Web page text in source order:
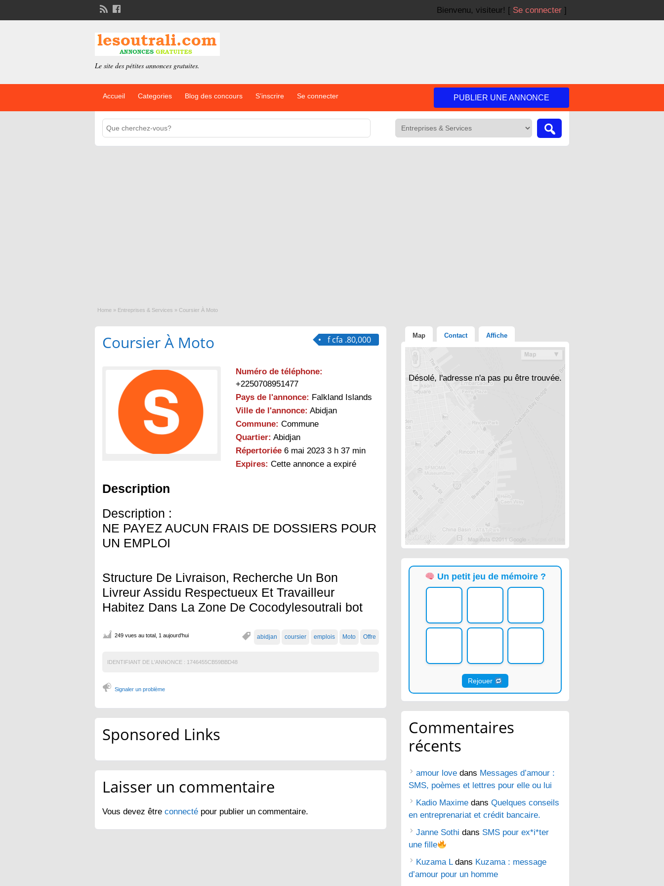
Bienvenu, visiteur! [ Se connecter ]
Le site des pétites annonces gratuites.
Accueil Categories Blog des concours S’inscrire Se connecter PUBLIER UNE ANNONCE
Home » Entreprises & Services » Coursier À Moto
f cfa .80,000
Coursier À Moto
Numéro de téléphone:
+2250708951477
Pays de l'annonce: Falkland Islands
Ville de l'annonce: Abidjan
Commune: Commune
Quartier: Abidjan
Répertoriée 6 mai 2023 3 h 37 min
Expires: Cette annonce a expiré
Description
Description :
NE PAYEZ AUCUN FRAIS DE DOSSIERS POUR
UN EMPLOI
Structure De Livraison, Recherche Un Bon
Livreur Assidu Respectueux Et Travailleur
Habitez Dans La Zone De Cocodylesoutrali bot
abidjan coursier emplois Moto Offre
249 vues au total, 1 aujourd'hui
IDENTIFIANT DE L'ANNONCE : 1746455CB59BBD48
Signaler un problème
Sponsored Links
Laisser un commentaire
Vous devez être connecté pour publier un commentaire.
Map Contact Affiche
Désolé, l'adresse n'a pas pu être trouvée.
Un petit jeu de mémoire ?
Rejouer
Commentaires
récents
amour love dans Messages d’amour :
SMS, poèmes et lettres pour elle ou lui
Kadio Maxime dans Quelques conseils
en entreprenariat et crédit bancaire.
Janne Sothi dans SMS pour ex*i*ter
une fille
Kuzama Ldans Kuzama : message
d’amour pour un homme